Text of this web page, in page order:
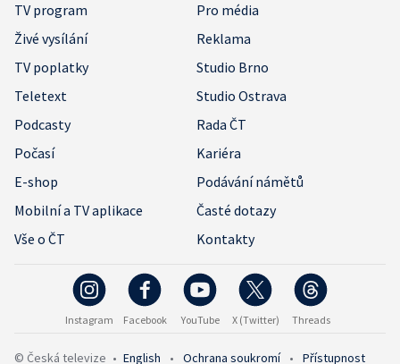
TV program
Pro média
Živé vysílání
Reklama
TV poplatky
Studio Brno
Teletext
Studio Ostrava
Podcasty
Rada ČT
Počasí
Kariéra
E-shop
Podávání námětů
Mobilní a TV aplikace
Časté dotazy
Vše o ČT
Kontakty
Instagram Facebook YouTube X (Twitter) Threads
© Česká televize • English • Ochrana soukromí • Přístupnost